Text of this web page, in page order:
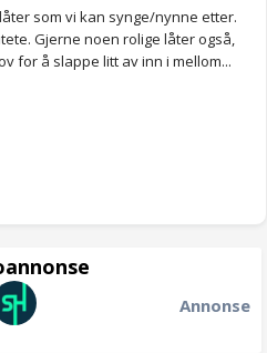
som vi kan synge/nynne etter.
Gjerne noen rolige låter også,
for å slappe litt av inn i mellom...
Annonse